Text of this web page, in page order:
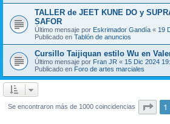
TALLER de JEET KUNE DO y
SAFOR
Último mensaje por Eskrimador Gandía « 19
Publicado en Tablón de anuncios
Cursillo Taijiquan estilo Wu en
Último mensaje por Fran JR « 15 Dic 2024
Publicado en Foro de artes marciales
Se encontraron más de 1000 coincidencias 1